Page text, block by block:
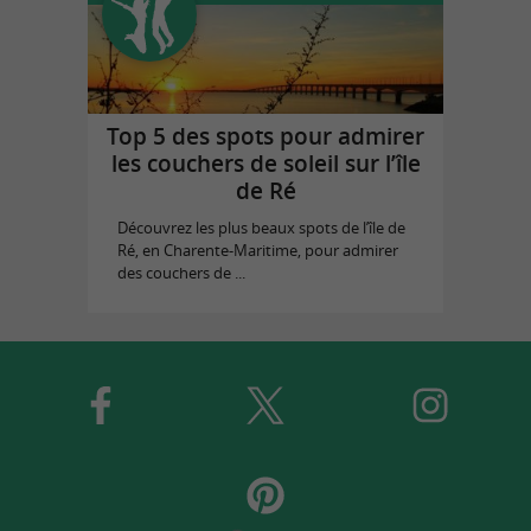
Top 5 des spots pour admirer
les couchers de soleil sur l’île
de Ré
Découvrez les plus beaux spots de l’île de
Ré, en Charente-Maritime, pour admirer
des couchers de ...